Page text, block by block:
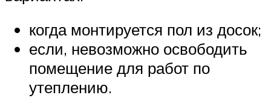
когда монтируется пол из досок;
если, невозможно освободить
помещение для работ по
утеплению.